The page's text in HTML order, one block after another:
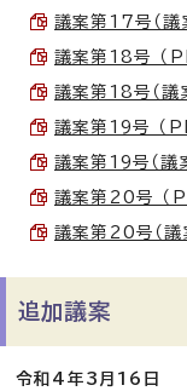
議案第17号（
議案第18号 （
議案第18号（
議案第19号 （
議案第19号（
議案第20号 （
議案第20号（
追加議案
令和4年3月16日